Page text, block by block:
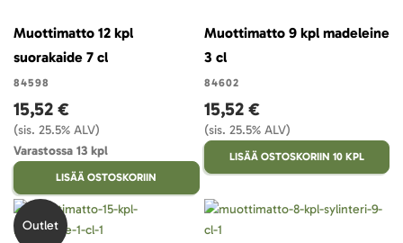
Muottimatto 12 kpl
suorakaide 7 cl
84598
15,52 €
(sis. 25.5% ALV)
Varastossa 13 kpl
LISÄÄ OSTOSKORIIN
Muottimatto 9 kpl madeleine
3 cl
84602
15,52 €
(sis. 25.5% ALV)
LISÄÄ OSTOSKORIIN 10 KPL
Outlet